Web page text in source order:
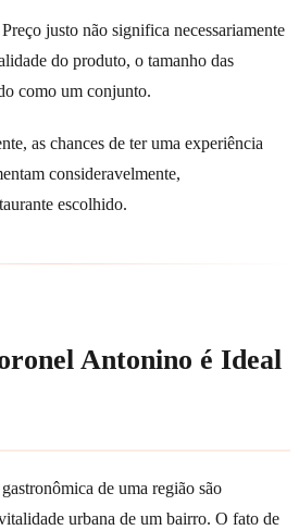
Preço justo não significa necessariamente
do produto, o tamanho das
como um conjunto.
as chances de ter uma experiência
consideravelmente,
escolhido.
Antonino é Ideal
de uma região são
urbana de um bairro. O fato de